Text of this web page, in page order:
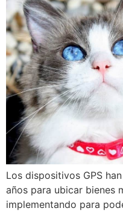
Los dispositivos GPS
años para ubicar bienes
implementando para